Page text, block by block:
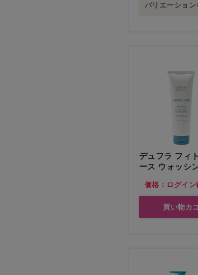
バリエーション
デュフラ フィ
ース ウォッシ
価格：ログイン
買い物カ